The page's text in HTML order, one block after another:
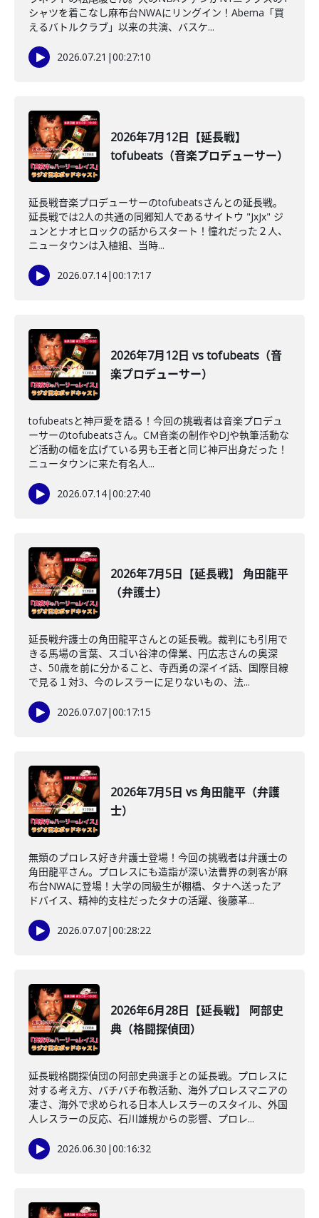
シャツを着こなし麻布台NWAにリングイン！Abema「買
えるバトルクラブ」以来の共演、バスケ...
2026.07.21 |00:27:10
2026年7月12日【延長戦】
tofubeats（音楽プロデューサー）
延長戦音楽プロデューサーのtofubeatsさんとの延長戦。
延長戦では2人の共通の同郷知人であるサイトウ "JxJx" ジ
ュンとナオヒロックの話からスタート！憧れだった２人、
ニュータウンは入植組、当時...
2026.07.14|00:17:17
2026年7月12日 vs tofubeats（音
楽プロデューサー）
tofubeatsと神戸愛を語る！今回の挑戦者は音楽プロデュ
ーサーのtofubeatsさん。CM音楽の制作やDJや執筆活動な
ど活動の幅を広げている男も王者と同じ神戸出身だった！
ニュータウンに来た有名人...
2026.07.14|00:27:40
2026年7月5日【延長戦】 角田龍平
（弁護士）
延長戦弁護士の角田龍平さんとの延長戦。裁判にも引用で
きる馬場の言葉、スゴい谷津の偉業、円広志さんの奥深
さ、50歳を前に分かること、寺西勇の深イイ話、国際目線
で見る１対3、今のレスラーに足りないもの、法...
2026.07.07|00:17:15
2026年7月5日 vs 角田龍平（弁護
士）
無類のプロレス好き弁護士登場！今回の挑戦者は弁護士の
角田龍平さん。プロレスにも造詣が深い法曹界の刺客が麻
布台NWAに登場！大学の同級生が棚橋、タナへ送ったア
ドバイス、精神的支柱だったタナの活躍、後藤革...
2026.07.07|00:28:22
2026年6月28日【延長戦】 阿部史
典（格闘探偵団）
延長戦格闘探偵団の阿部史典選手との延長戦。プロレスに
対する考え方、バチバチ布教活動、海外プロレスマニアの
凄さ、海外で求められる日本人レスラーのスタイル、外国
人レスラーの反応、石川雄規からの影響、プロレ...
2026.06.30 |00:16:32